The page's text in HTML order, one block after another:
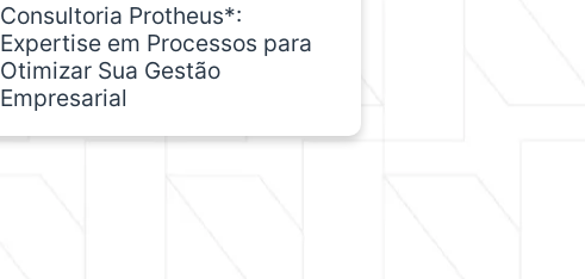
Consultoria Protheus*:
Expertise em Processos para
Otimizar Sua Gestão
Empresarial